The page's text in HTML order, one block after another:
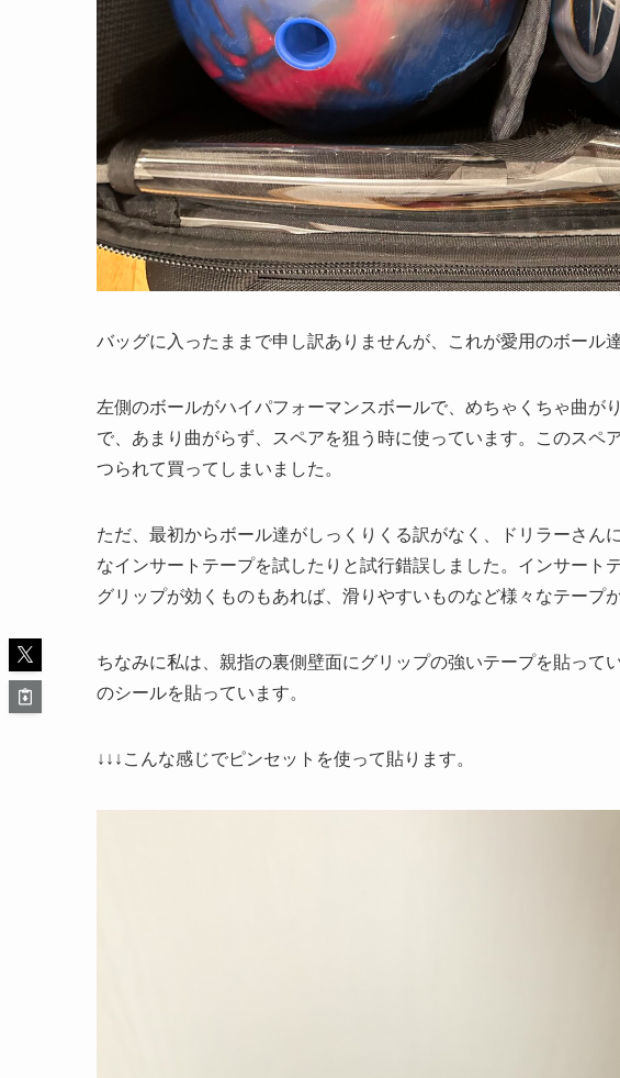
バッグに入ったままで申し訳ありませんが、これが愛用のボール達
左側のボールがハイパフォーマンスボールで、めちゃくちゃ曲が
で、あまり曲がらず、スペアを狙う時に使っています。このスペ
つられて買ってしまいました。
ただ、最初からボール達がしっくりくる訳がなく、ドリラーさん
なインサートテープを試したりと試行錯誤しました。インサート
グリップが効くものもあれば、滑りやすいものなど様々なテープ
ちなみに私は、親指の裏側壁面にグリップの強いテープを貼って
のシールを貼っています。
↓↓↓こんな感じでピンセットを使って貼ります。